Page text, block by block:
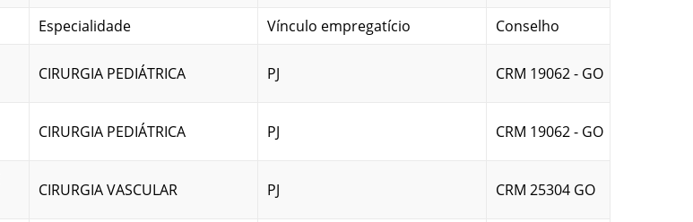
Especialidade Vínculo empregatício
Conselho
CIRURGIA PEDIÁTRICA PJ CRM 19062 - GO
CIRURGIA PEDIÁTRICA PJ CRM 19062 - GO
CIRURGIA VASCULAR PJ CRM 25304 GO